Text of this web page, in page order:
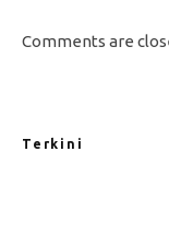
Comments are
Terkini